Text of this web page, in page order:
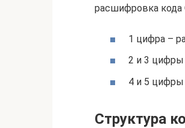
расшифровка кода
1 цифра –
2 и 3
4 и 5
Структура